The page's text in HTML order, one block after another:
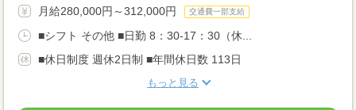
月給280,000円～312,000円 交通費一部支給
■シフト その他 ■日勤 8：30-17：30（休...
■休日制度 週休2日制 ■年間休日数 113日
もっと見る